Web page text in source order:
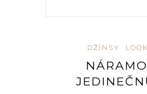
DŽÍNSY